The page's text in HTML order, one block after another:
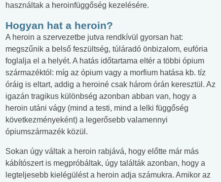
használtak a heroinfüggőség kezelésére.
Hogyan hat a heroin?
A heroin a szervezetbe jutva rendkívül gyorsan hat:
megszűnik a belső feszültség, túláradó önbizalom, eufória
foglalja el a helyét. A hatás időtartama eltér a többi ópium
származéktól: míg az ópium vagy a morfium hatása kb. tíz
óráig is eltart, addig a heroiné csak három órán keresztül. Az
igazán tragikus különbség azonban abban van, hogy a
heroin utáni vágy (mind a testi, mind a lelki függőség
következményeként) a legerősebb valamennyi
ópiumszármazék közül.
Sokan úgy váltak a heroin rabjává, hogy előtte már más
kábítószert is megpróbáltak, úgy találták azonban, hogy a
legteljesebb kielégülést a heroin adja számukra. Amikor az